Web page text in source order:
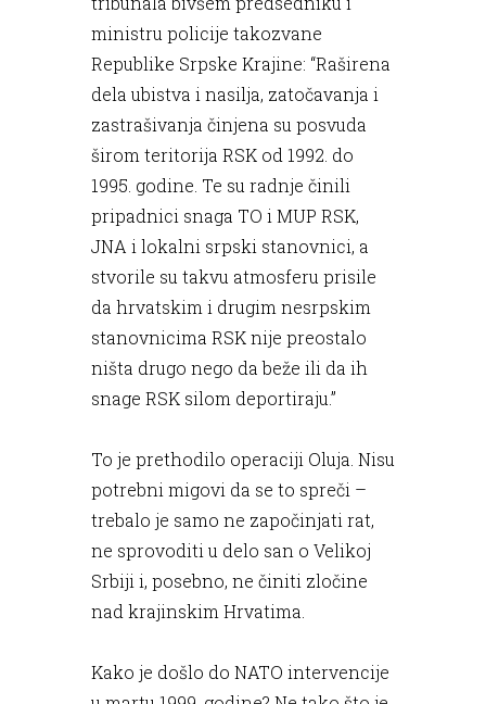
ministru policije takozvane
Republike Srpske Krajine: “Raširena
dela ubistva i nasilja, zatočavanja i
zastrašivanja činjena su posvuda
širom teritorija RSK od 1992. do
1995. godine. Te su radnje činili
pripadnici snaga TO i MUP RSK,
JNA i lokalni srpski stanovnici, a
stvorile su takvu atmosferu prisile
da hrvatskim i drugim nesrpskim
stanovnicima RSK nije preostalo
ništa drugo nego da beže ili da ih
snage RSK silom deportiraju.”
To je prethodilo operaciji Oluja. Nisu
potrebni migovi da se to spreči –
trebalo je samo ne započinjati rat,
ne sprovoditi u delo san o Velikoj
Srbiji i, posebno, ne činiti zločine
nad krajinskim Hrvatima.
Kako je došlo do NATO intervencije